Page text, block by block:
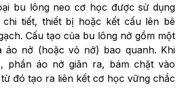
bu lông neo cơ học được sử dụng
tiết, thiết bị hoặc kết cấu lên bê
Cấu tạo của bu lông nở gồm một
áo nở (hoặc vỏ nở) bao quanh. Khi
, phần áo nở giãn ra, bám chặt vào
đó tạo ra liên kết cơ học vững chắc